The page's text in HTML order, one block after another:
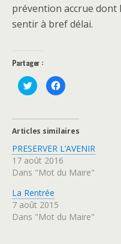
prévention accrue dont
sentir à bref délai.
Partager :
C
l
e
p
u
r
p
a
a
g
e
r
C
l
e
p
u
r
p
a
r
r
s
Articles similaires
PRESERVER L’AVENIR
17 août 2016
Dans "Mot du Maire"
La Rentrée
7 août 2015
Dans "Mot du Maire"